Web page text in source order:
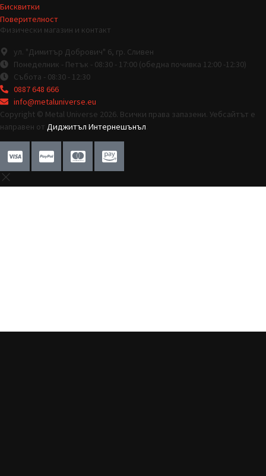
Бисквитки
Поверителност
Физически магазин и контакт
ул. "Димитър Добрович" 6, гр. Сливен
Понеделник - Петък - 08:30 - 17:00 (обедна почивка 12:00 -12:30)
Събота - 08:30 - 12:30
0887 648 666
info@metaluniverse.eu
Copyright © Metal Universe 2026. Всички права запазени. Уебсайтът е
направен от Диджитъл Интернешънъл.